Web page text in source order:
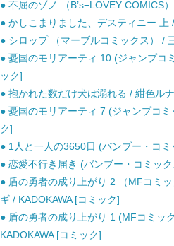
● 不屈のゾノ （B’s−LOVEY COMICS
● かしこまりました、デスティニー
● シロップ （マーブルコミックス） /
● 憂国のモリアーティ 10 (ジャンプコ
ック]
● 抱かれた数だけ犬は溺れる / 紺色ル
● 憂国のモリアーティ 7 (ジャンプコ
ク]
● 1人と一人の3650日 (バンブー・コ
● 恋愛不行き届き (バンブー・コミッ
● 盾の勇者の成り上がり 2 （MFコミ
ギ / KADOKAWA [コミック]
● 盾の勇者の成り上がり 1 (MFコミッ
KADOKAWA [コミック]